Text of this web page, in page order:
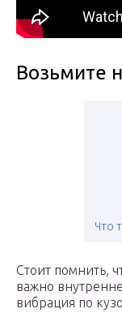
Возьмите
Что
Стоит помнить,
важно
вибрация по